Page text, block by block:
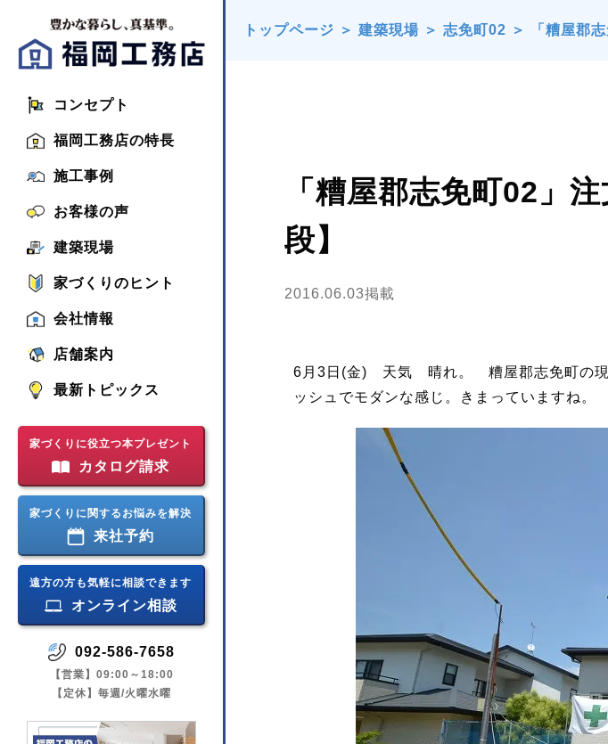
コンセプト
福岡工務店の特長
施工事例
お客様の声
建築現場
家づくりのヒント
会社情報
店舗案内
最新トピックス
家づくりに役立つ本プレゼント
カタログ請求
家づくりに関するお悩みを解決
来社予約
遠方の方も気軽に相談できます
オンライン相談
092-586-7658
【営業】09:00～18:00
【定休】毎週/火曜水曜
トップページ ＞ 建築現場 ＞ 志免町02 ＞ 「糟屋郡
「糟屋郡志免町02」
段】
2016.06.03掲載
6月3日(金) 天気 晴れ。 糟屋郡志免町の現
ッシュでモダンな感じ。きまっていますね。